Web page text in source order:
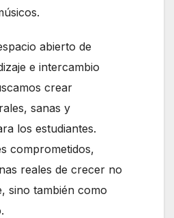
abierto de
e intercambio
crear
sanas y
los estudiantes.
comprometidos,
reales de crecer no
sino también como